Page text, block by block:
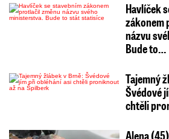
Havlíček
zákonem
názvu
Bude to…
Tajemný
Švédové
chtěli
Alena